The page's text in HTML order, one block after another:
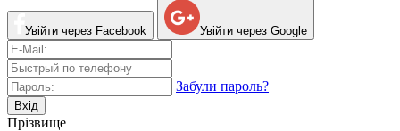
Увійти через Facebook Увійти через Google
Забули пароль?
Вхід
Прізвище